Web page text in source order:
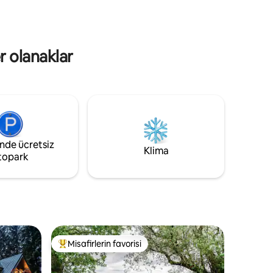
kenarı yaşamı.
olanaklar
ücretsiz
Klima
arasındaMisafirlerin favorilerinden en beğenilenler arasında
Misafirlerin favorisi